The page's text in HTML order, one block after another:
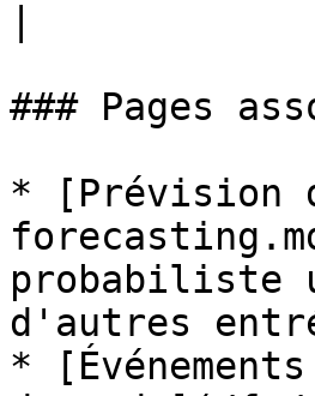
### Pages
* [Prévision
probabiliste
d'autres
*